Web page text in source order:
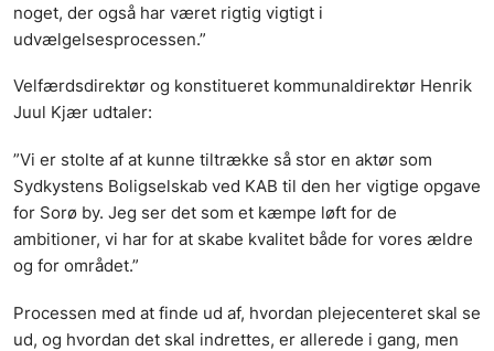
noget, der også har været rigtig vigtigt i
udvælgelsesprocessen.”
Velfærdsdirektør og konstitueret kommunaldirektør Henrik
Juul Kjær udtaler:
”Vi er stolte af at kunne tiltrække så stor en aktør som
Sydkystens Boligselskab ved KAB til den her vigtige opgave
for Sorø by. Jeg ser det som et kæmpe løft for de
ambitioner, vi har for at skabe kvalitet både for vores ældre
og for området.”
Processen med at finde ud af, hvordan plejecenteret skal se
ud, og hvordan det skal indrettes, er allerede i gang, men